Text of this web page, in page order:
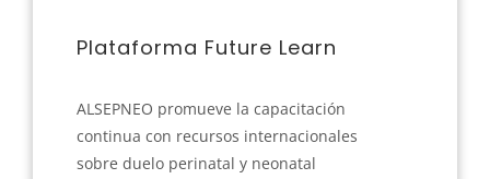
Plataforma Future Learn
ALSEPNEO promueve la capacitación
continua con recursos internacionales
sobre duelo perinatal y neonatal